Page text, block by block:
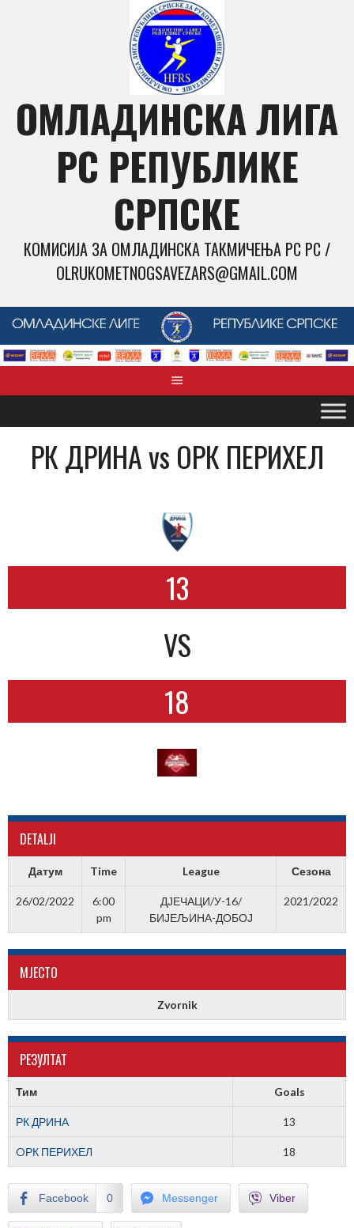
ОМЛАДИНСКА ЛИГА
РС РЕПУБЛИКЕ
СРПСКЕ
КОМИСИЈА ЗА ОМЛАДИНСКА ТАКМИЧЕЊА РС РС /
OLRUKOMETNOGSAVEZARS@GMAIL.COM
РК ДРИНА vs OРК ПЕРИХЕЛ
13
VS
18
DETALJI
Датум Time League Сезона
26/02/2022
6:00
pm
ДЈЕЧАЦИ/У-16/
БИЈЕЉИНА-ДОБОЈ
2021/2022
МJЕСТО
Zvornik
РЕЗУЛТАТ
Тим Goals
РК ДРИНА 13
OРК ПЕРИХЕЛ 18
Facebook 0 Messenger Viber